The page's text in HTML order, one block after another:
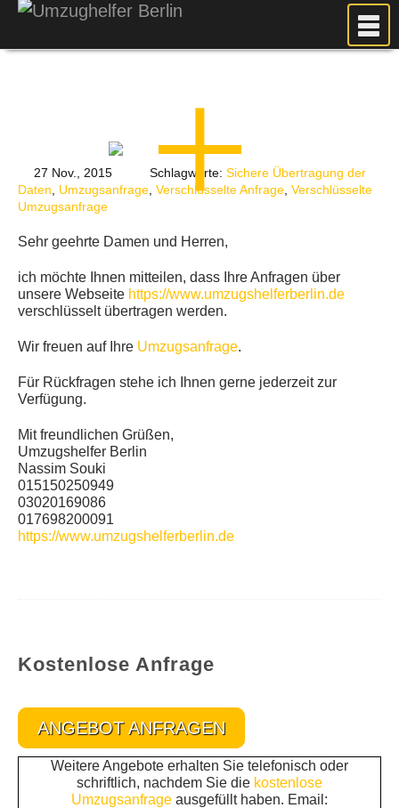
FOTOS
UMZUGSPLANUNG
WEITERE DIENSTLEISTUNGEN
AKTUELLES
BLOG
UMZUGSKOSTEN RECHNER
27 Nov., 2015 Schlagworte: Sichere Übertragung der
Daten
Umzugsanfrage Verschlüsselte Anfrage Verschlüsselte
Umzugsanfrage
Sehr geehrte Damen und Herren,
ich möchte Ihnen mitteilen, dass Ihre Anfragen über
unsere Webseite https://www.umzugshelferberlin.de
verschlüsselt übertragen werden.
Wir freuen auf Ihre Umzugsanfrage.
Für Rückfragen stehe ich Ihnen gerne jederzeit zur
Verfügung.
Mit freundlichen Grüßen,
Umzugshelfer Berlin
Nassim Souki
015150250949
03020169086
017698200091
https://www.umzugshelferberlin.de
Kostenlose Anfrage
ANGEBOT ANFRAGEN
Weitere Angebote erhalten Sie telefonisch oder
schriftlich, nachdem Sie die kostenlose
Umzugsanfrage ausgefüllt haben. Email: